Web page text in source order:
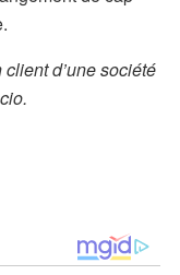
d’une société